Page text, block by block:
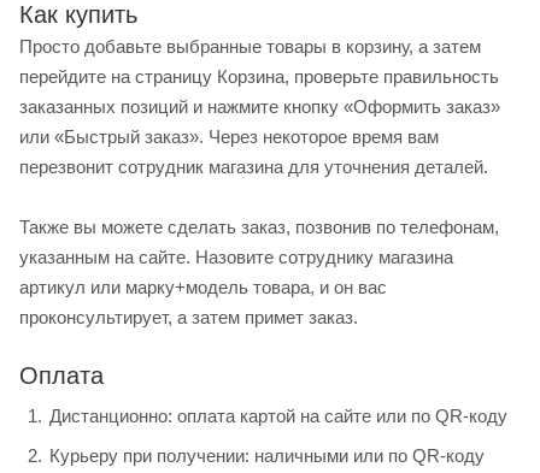
Как купить
Просто добавьте выбранные товары в корзину, а затем
перейдите на страницу Корзина, проверьте правильность
заказанных позиций и нажмите кнопку «Оформить заказ»
или «Быстрый заказ». Через некоторое время вам
перезвонит сотрудник магазина для уточнения деталей.
Также вы можете сделать заказ, позвонив по телефонам,
указанным на сайте. Назовите сотруднику магазина
артикул или марку+модель товара, и он вас
проконсультирует, а затем примет заказ.
Оплата
Дистанционно: оплата картой на сайте или по QR-коду
Курьеру при получении: наличными или по QR-коду